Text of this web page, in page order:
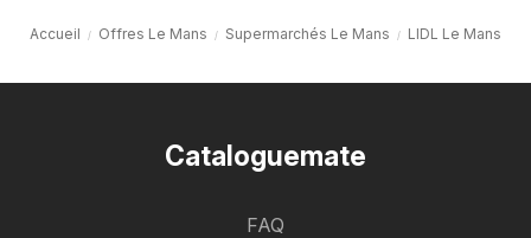
Accueil Offres Le Mans Supermarchés Le Mans LIDL Le Mans
Cataloguemate
FAQ